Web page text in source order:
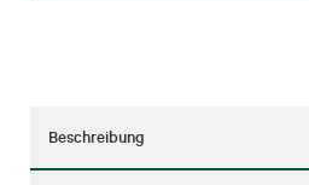
Beschreibung